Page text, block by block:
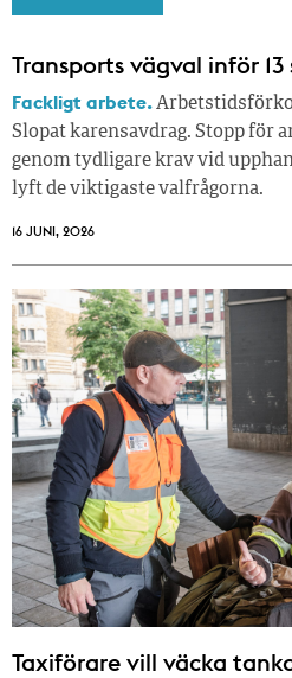
Transports vägval inför
Fackligt arbete.
Slopat karensavdrag. Stopp
genom tydligare krav vid
lyft de viktigaste valfrågorna.
16 JUNI, 2026
Taxiförare vill väcka